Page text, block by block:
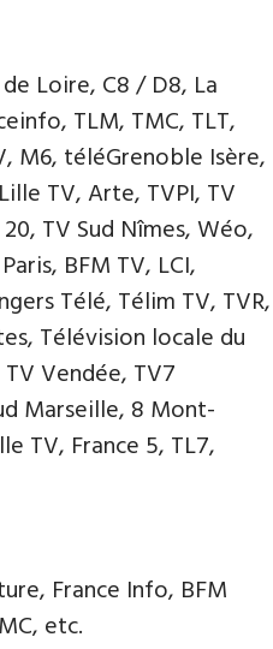
Loire, C8 / D8, La
TLM, TMC, TLT,
M6, téléGrenoble Isère,
TV, Arte, TVPI, TV
TV Sud Nîmes, Wéo,
BFM TV, LCI,
Télé, Télim TV, TVR,
Télévision locale du
Vendée, TV7
Marseille, 8 Mont-
TV, France 5, TL7,
France Info, BFM
etc.